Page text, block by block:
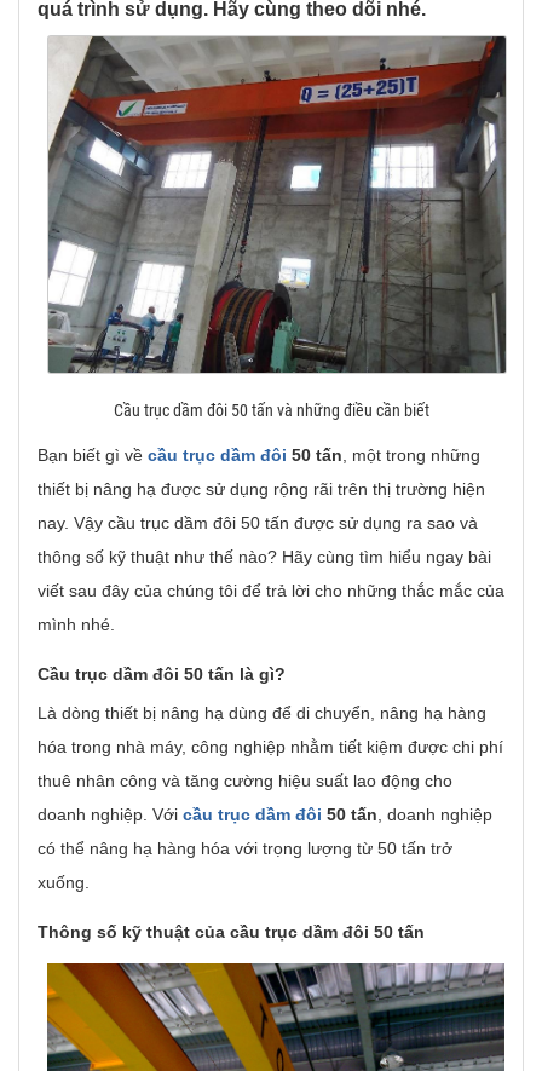
quá trình sử dụng. Hãy cùng theo dõi nhé.
Cầu trục dầm đôi 50 tấn và những điều cần biết
Bạn biết gì về cầu trục dầm đôi 50 tấn, một trong những
thiết bị nâng hạ được sử dụng rộng rãi trên thị trường hiện
nay. Vậy cầu trục dầm đôi 50 tấn được sử dụng ra sao và
thông số kỹ thuật như thế nào? Hãy cùng tìm hiểu ngay bài
viết sau đây của chúng tôi để trả lời cho những thắc mắc của
mình nhé.
Cầu trục dầm đôi 50 tấn là gì?
Là dòng thiết bị nâng hạ dùng để di chuyển, nâng hạ hàng
hóa trong nhà máy, công nghiệp nhằm tiết kiệm được chi phí
thuê nhân công và tăng cường hiệu suất lao động cho
doanh nghiệp. Với cầu trục dầm đôi 50 tấn, doanh nghiệp
có thể nâng hạ hàng hóa với trọng lượng từ 50 tấn trở
xuống.
Thông số kỹ thuật của cầu trục dầm đôi 50 tấn